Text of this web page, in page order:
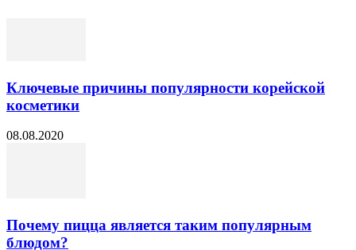
Ключевые причины популярности корейской
косметики
08.08.2020
Почему пицца является таким популярным
блюдом?